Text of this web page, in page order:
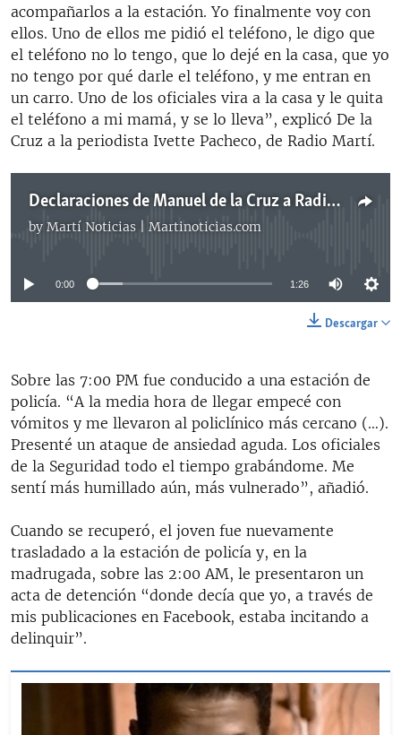
acompañarlos a la estación. Yo finalmente voy con
ellos. Uno de ellos me pidió el teléfono, le digo que
el teléfono no lo tengo, que lo dejé en la casa, que yo
no tengo por qué darle el teléfono, y me entran en
un carro. Uno de los oficiales vira a la casa y le quita
el teléfono a mi mamá, y se lo lleva”, explicó De la
Cruz a la periodista Ivette Pacheco, de Radio Martí.
Declaraciones de Manuel de la Cruz a Radio Martí
by Martí Noticias | Martinoticias.com
No media source currently available
0:00 1:26
Descargar
Sobre las 7:00 PM fue conducido a una estación de
policía. “A la media hora de llegar empecé con
vómitos y me llevaron al policlínico más cercano (…).
Presenté un ataque de ansiedad aguda. Los oficiales
de la Seguridad todo el tiempo grabándome. Me
sentí más humillado aún, más vulnerado”, añadió.
Cuando se recuperó, el joven fue nuevamente
trasladado a la estación de policía y, en la
madrugada, sobre las 2:00 AM, le presentaron un
acta de detención “donde decía que yo, a través de
mis publicaciones en Facebook, estaba incitando a
delinquir”.